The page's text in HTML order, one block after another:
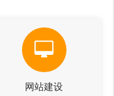
网站建设